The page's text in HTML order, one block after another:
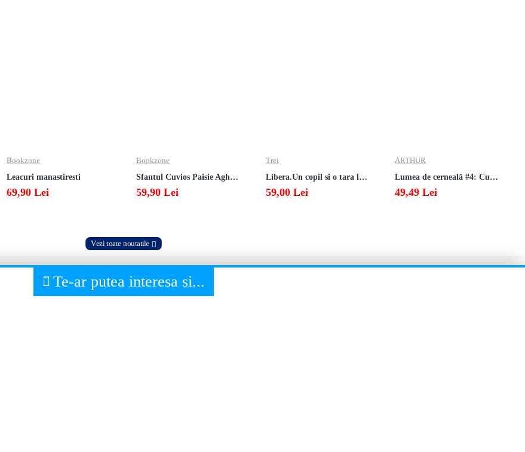
Bookzone
Leacuri manastiresti
69,90 Lei
Bookzone
Sfantul Cuvios Paisie Aghioritul
59,90 Lei
Trei
Libera.Un copil si o tara la sfarsitul istoriei.Lea Ypi
59,00 Lei
ARTHUR
Lumea de cerneală #4: Culoarea răzbunării
49,49 Lei
Vezi toate noutatile
Te-ar putea interesa si...